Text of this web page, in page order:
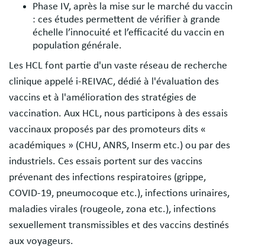
Phase IV, après la mise sur le marché du vaccin
: ces études permettent de vérifier à grande
échelle l’innocuité et l’efficacité du vaccin en
population générale.
Les HCL font partie d'un vaste réseau de recherche
clinique appelé i-REIVAC, dédié à l'évaluation des
vaccins et à l'amélioration des stratégies de
vaccination. Aux HCL, nous participons à des essais
vaccinaux proposés par des promoteurs dits «
académiques » (CHU, ANRS, Inserm etc.) ou par des
industriels. Ces essais portent sur des vaccins
prévenant des infections respiratoires (grippe,
COVID-19, pneumocoque etc.), infections urinaires,
maladies virales (rougeole, zona etc.), infections
sexuellement transmissibles et des vaccins destinés
aux voyageurs.